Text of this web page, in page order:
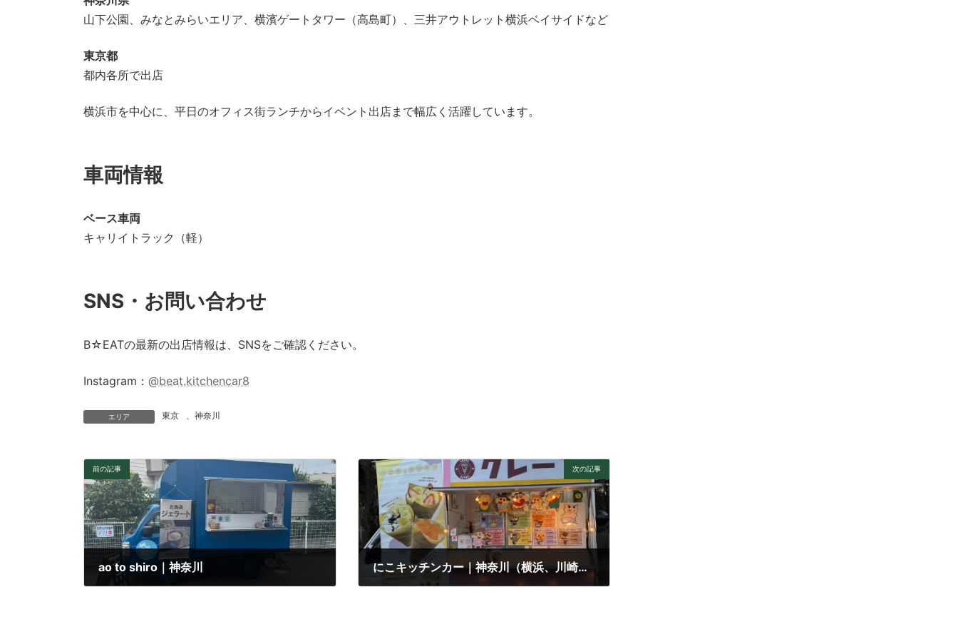
山下公園、みなとみらいエリア、横濱ゲートタワー（高島町）、三井アウトレット横浜ベイサイドなど
東京都
都内各所で出店
横浜市を中心に、平日のオフィス街ランチからイベント出店まで幅広く活躍しています。
車両情報
ベース車両
キャリイトラック（軽）
SNS・お問い合わせ
B☆EATの最新の出店情報は、SNSをご確認ください。
Instagram： @beat.kitchencar8
エリア 東京 、 神奈川
前の記事
ao to shiro｜神奈川
次の記事
にこキッチンカー｜神奈川（横浜、川崎）・東京（国分寺、狛江、稲城）